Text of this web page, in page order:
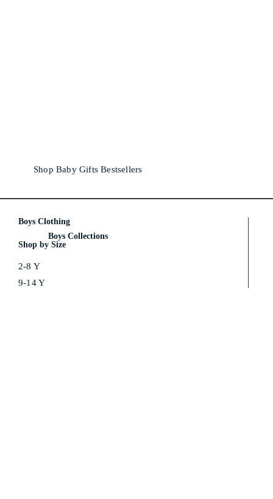
Shop Baby Gifts Bestsellers
Boys Clothing
Boys Collections
Shop by Size
2-8 Y
9-14 Y